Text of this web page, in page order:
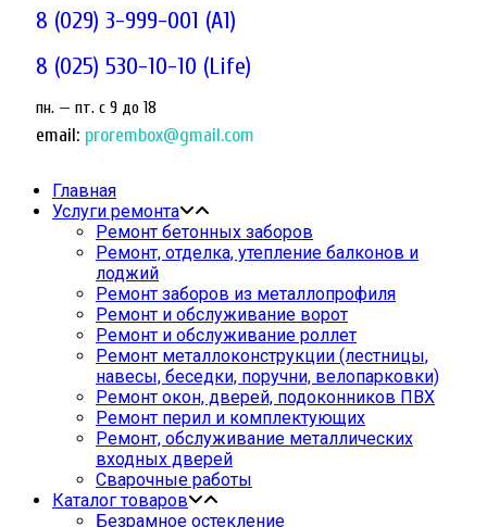
8 (029) 3-999-001 (A1)
8 (025) 530-10-10 (Life)
пн. — пт. c 9 до 18
email: prorembox@gmail.com
Главная
Услуги ремонта
Ремонт бетонных заборов
Ремонт, отделка, утепление балконов и
лоджий
Ремонт заборов из металлопрофиля
Ремонт и обслуживание ворот
Ремонт и обслуживание роллет
Ремонт металлоконструкции (лестницы,
навесы, беседки, поручни, велопарковки)
Ремонт окон, дверей, подоконников ПВХ
Ремонт перил и комплектующих
Ремонт, обслуживание металлических
входных дверей
Сварочные работы
Каталог товаров
Безрамное остекление